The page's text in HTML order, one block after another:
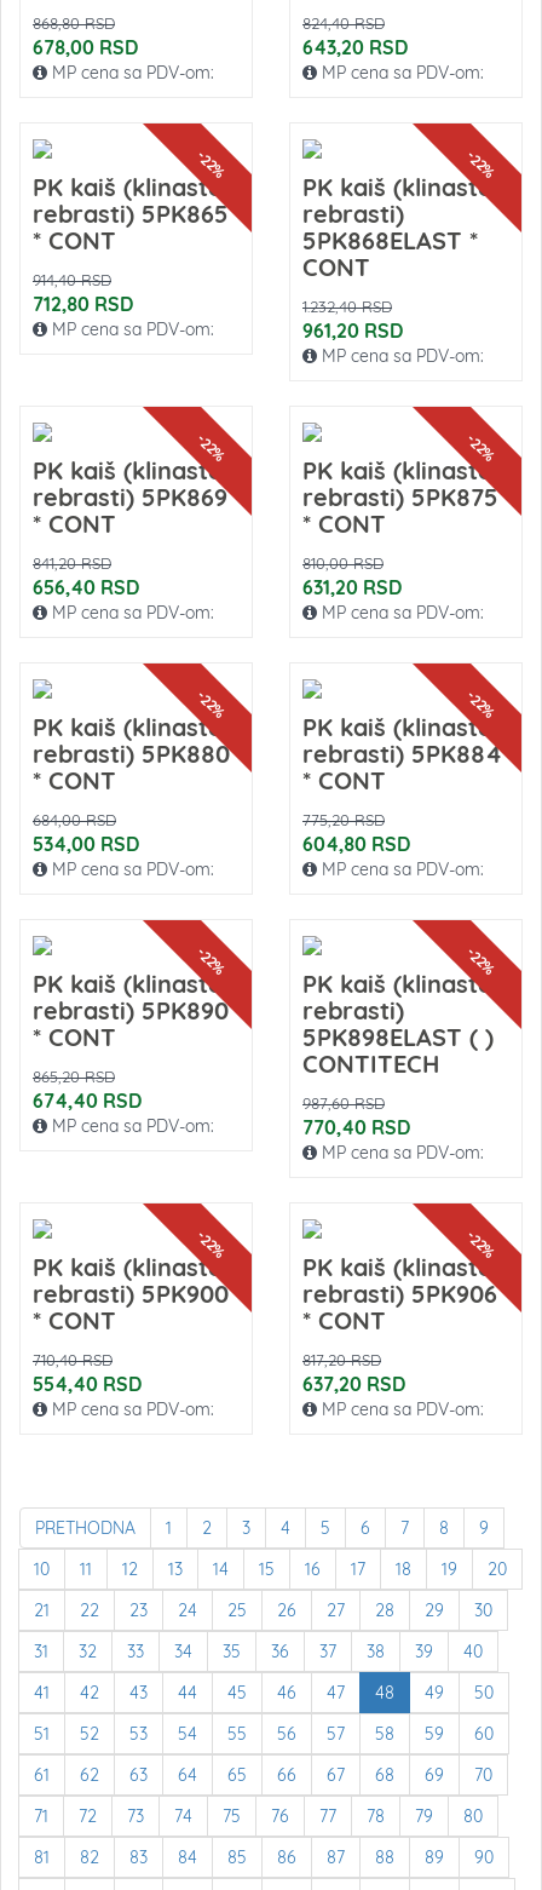
868,80 RSD
678,00 RSD
MP cena sa PDV-om:
824,40 RSD
643,20 RSD
MP cena sa PDV-om:
-22%
PK kaiš (klinasto-
rebrasti) 5PK865
* CONT
914,40 RSD
712,80 RSD
MP cena sa PDV-om:
-22%
PK kaiš (klinasto-
rebrasti)
5PK868ELAST *
CONT
1.232,40 RSD
961,20 RSD
MP cena sa PDV-om:
-22%
PK kaiš (klinasto-
rebrasti) 5PK869
* CONT
841,20 RSD
656,40 RSD
MP cena sa PDV-om:
-22%
PK kaiš (klinasto-
rebrasti) 5PK875
* CONT
810,00 RSD
631,20 RSD
MP cena sa PDV-om:
-22%
PK kaiš (klinasto-
rebrasti) 5PK880
* CONT
684,00 RSD
534,00 RSD
MP cena sa PDV-om:
-22%
PK kaiš (klinasto-
rebrasti) 5PK884
* CONT
775,20 RSD
604,80 RSD
MP cena sa PDV-om:
-22%
PK kaiš (klinasto-
rebrasti) 5PK890
* CONT
865,20 RSD
674,40 RSD
MP cena sa PDV-om:
-22%
PK kaiš (klinasto-
rebrasti)
5PK898ELAST ( )
CONTITECH
987,60 RSD
770,40 RSD
MP cena sa PDV-om:
-22%
PK kaiš (klinasto-
rebrasti) 5PK900
* CONT
710,40 RSD
554,40 RSD
MP cena sa PDV-om:
-22%
PK kaiš (klinasto-
rebrasti) 5PK906
* CONT
817,20 RSD
637,20 RSD
MP cena sa PDV-om:
PRETHODNA 1 2 3 4 5 6 7 8
9
10
11 12 13 14 15 16 17 18 19
20
21
22 23 24 25 26 27 28 29
30
31
32 33 34 35 36 37 38 39
40
41
42 43 44 45 46 47 48 49
50
51
52 53 54 55 56 57 58 59
60
61
62 63 64 65 66 67 68 69
70
71
72 73 74 75 76 77 78 79
80
81
82 83 84 85 86 87 88 89
90